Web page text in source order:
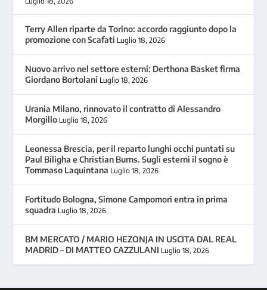
Terry Allen riparte da Torino: accordo raggiunto dopo la
promozione con Scafati Luglio 18, 2026
Nuovo arrivo nel settore esterni: Derthona Basket firma
Giordano Bortolani Luglio 18, 2026
Urania Milano, rinnovato il contratto di Alessandro
Morgillo Luglio 18, 2026
Leonessa Brescia, per il reparto lunghi occhi puntati su
Paul Biligha e Christian Burns. Sugli esterni il sogno è
Tommaso Laquintana Luglio 18, 2026
Fortitudo Bologna, Simone Campomori entra in prima
squadra Luglio 18, 2026
BM MERCATO / MARIO HEZONJA IN USCITA DAL REAL
MADRID – DI MATTEO CAZZULANI Luglio 18, 2026